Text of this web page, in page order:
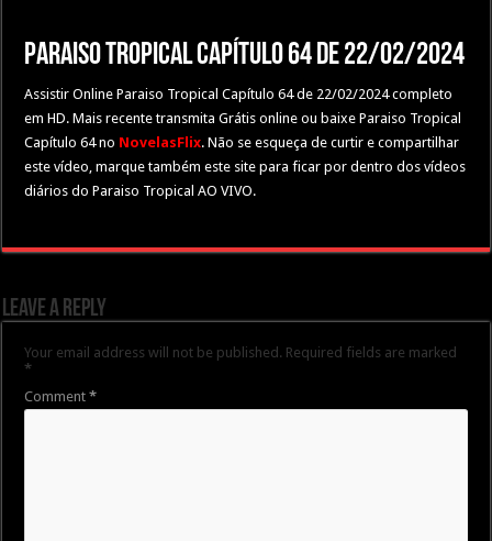
Paraiso Tropical Capítulo 64 de 22/02/2024
Assistir Online Paraiso Tropical Capítulo 64 de 22/02/2024 completo
em HD. Mais recente transmita Grátis online ou baixe Paraiso Tropical
Capítulo 64 no NovelasFlix. Não se esqueça de curtir e compartilhar
este vídeo, marque também este site para ficar por dentro dos vídeos
diários do Paraiso Tropical AO VIVO.
Leave a Reply
Your email address will not be published. Required fields are marked
*
Comment*